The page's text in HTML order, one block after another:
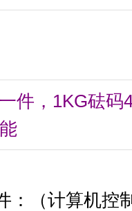
件，1KG砝码
：（计算机控